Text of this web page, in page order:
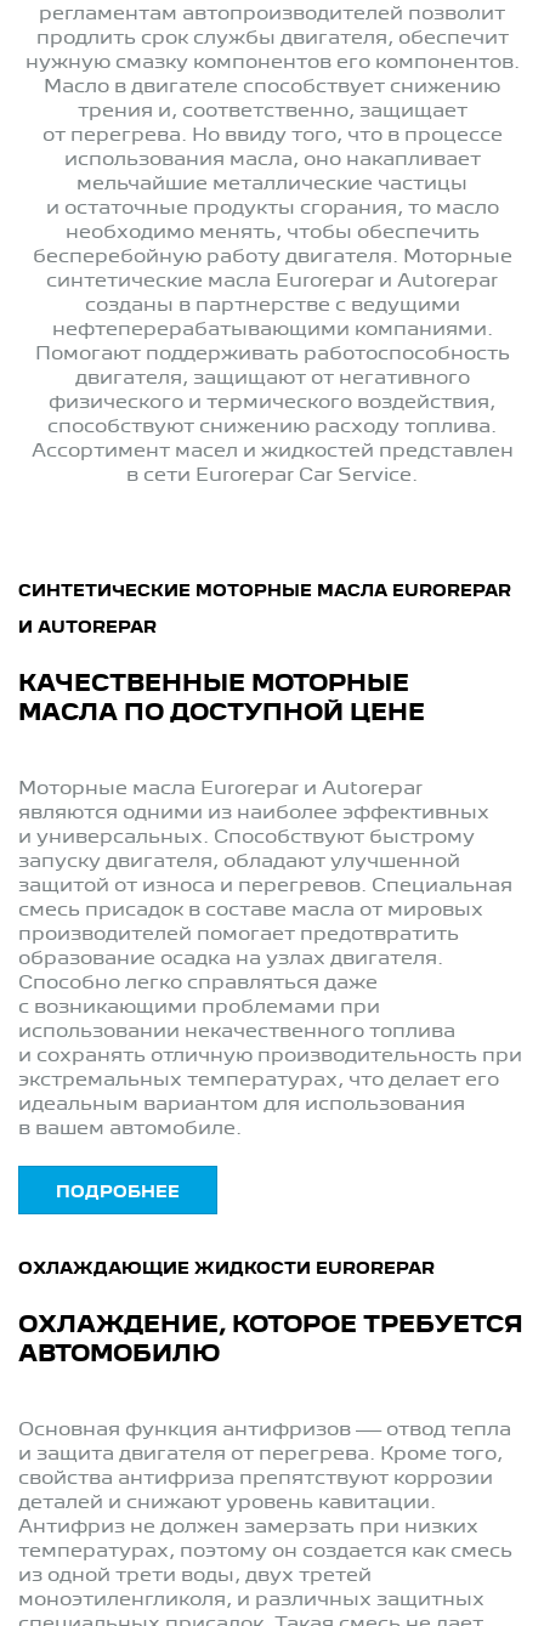
регламентам автопроизводителей позволит
продлить срок службы двигателя, обеспечит
нужную смазку компонентов его компонентов.
Масло в двигателе способствует снижению
трения и, соответственно, защищает
от перегрева. Но ввиду того, что в процессе
использования масла, оно накапливает
мельчайшие металлические частицы
и остаточные продукты сгорания, то масло
необходимо менять, чтобы обеспечить
бесперебойную работу двигателя. Моторные
синтетические масла Eurorepar и Autorepar
созданы в партнерстве с ведущими
нефтеперерабатывающими компаниями.
Помогают поддерживать работоспособность
двигателя, защищают от негативного
физического и термического воздействия,
способствуют снижению расходу топлива.
Ассортимент масел и жидкостей представлен
в сети Eurorepar Car Service.
СИНТЕТИЧЕСКИЕ МОТОРНЫЕ МАСЛА EUROREPAR
И AUTOREPAR
КАЧЕСТВЕННЫЕ МОТОРНЫЕ
МАСЛА ПО ДОСТУПНОЙ ЦЕНЕ
Моторные масла Eurorepar и Autorepar
являются одними из наиболее эффективных
и универсальных. Способствуют быстрому
запуску двигателя, обладают улучшенной
защитой от износа и перегревов. Специальная
смесь присадок в составе масла от мировых
производителей помогает предотвратить
образование осадка на узлах двигателя.
Способно легко справляться даже
с возникающими проблемами при
использовании некачественного топлива
и сохранять отличную производительность при
экстремальных температурах, что делает его
идеальным вариантом для использования
в вашем автомобиле.
ПОДРОБНЕЕ
ОХЛАЖДАЮЩИЕ ЖИДКОСТИ EUROREPAR
ОХЛАЖДЕНИЕ, КОТОРОЕ ТРЕБУЕТСЯ
АВТОМОБИЛЮ
Основная функция антифризов — отвод тепла
и защита двигателя от перегрева. Кроме того,
свойства антифриза препятствуют коррозии
деталей и снижают уровень кавитации.
Антифриз не должен замерзать при низких
температурах, поэтому он создается как смесь
из одной трети воды, двух третей
моноэтиленгликоля, и различных защитных